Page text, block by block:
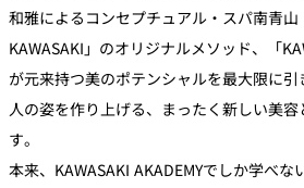
和雅によるコンセプチュアル・スパ南青
KAWASAKI」のオリジナルメソッド、「
が元来持つ美のポテンシャルを最大限に
人の姿を作り上げる、まったく新しい美
す。
本来、KAWASAKI AKADEMYでしか学べ